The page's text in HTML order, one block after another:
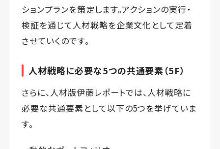
ションプランを策定します。アクションの実行・
検証を通じて人材戦略を企業文化として定着
させていくのです。
人材戦略に必要な5つの共通要素（5F）
さらに、人材版伊藤レポートでは、人材戦略に
必要な共通要素として以下の5つを挙げていま
す。